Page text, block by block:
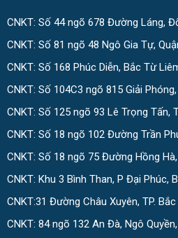
CNKT: Số 44 ngõ 678 Đường Láng,
CNKT: Số 81 ngõ 48 Ngô Gia Tự,
CNKT: Số 168 Phúc Diễn, Bắc Từ
CNKT: Số 104C3 ngõ 815 Giải
CNKT: Số 125 ngõ 93 Lê Trọng Tấn,
CNKT: Số 18 ngõ 102 Đường Trần
CNKT: Số 18 ngõ 75 Đường Hồng
CNKT: Khu 3 Bình Than, P Đại Phúc,
CNKT:31 Đường Châu Xuyên, TP. Bắc
CNKT: 84 ngõ 132 An Đà, Ngô